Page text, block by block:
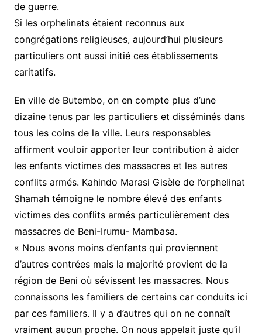
de guerre.
Si les orphelinats étaient reconnus aux
congrégations religieuses, aujourd’hui plusieurs
particuliers ont aussi initié ces établissements
caritatifs.
En ville de Butembo, on en compte plus d’une
dizaine tenus par les particuliers et disséminés dans
tous les coins de la ville. Leurs responsables
affirment vouloir apporter leur contribution à aider
les enfants victimes des massacres et les autres
conflits armés. Kahindo Marasi Gisèle de l’orphelinat
Shamah témoigne le nombre élevé des enfants
victimes des conflits armés particulièrement des
massacres de Beni-Irumu- Mambasa.
« Nous avons moins d’enfants qui proviennent
d’autres contrées mais la majorité provient de la
région de Beni où sévissent les massacres. Nous
connaissons les familiers de certains car conduits ici
par ces familiers. Il y a d’autres qui on ne connaît
vraiment aucun proche. On nous appelait juste qu’il